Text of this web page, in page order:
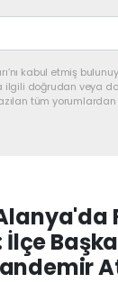
kabul etmiş
ilgili doğrudan veya
tüm
İlçe